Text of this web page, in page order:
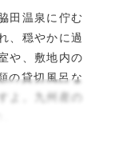
田温泉に佇む
、穏やかに過
や、敷地内の
の貸切風呂な
よ。九州産の